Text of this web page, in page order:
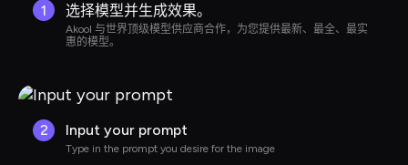
1 选择模型并生成效果。
Akool 与世界顶级模型供应商合作，为您提供最新、最全、最实
惠的模型。
2 Input your prompt
Type in the prompt you desire for the image